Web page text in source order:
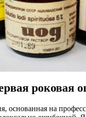
роковая
основанная на